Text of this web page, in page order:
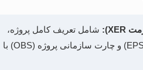
شامل تعریف کامل پروژه،
ساختار پروژه‌های سازمان (EPS) و چارت سازمانی پروژه (OBS) با